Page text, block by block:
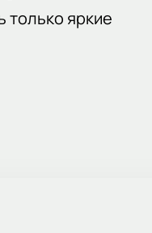
только яркие